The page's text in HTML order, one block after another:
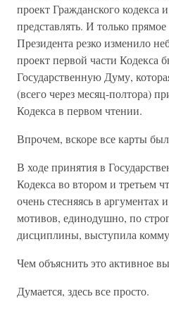
проект Гражданского кодекса
представлять. И только
Президента резко изменило
проект первой части Кодекса
Государственную Думу,
(всего через месяц-полтора)
Кодекса в первом чтении.
Впрочем, вскоре все карты
В ходе принятия в
Кодекса во втором и третьем
очень стесняясь в
моти­вов, единодушно, по
дисцип­лины, выступила
Чем объяснить это активное
Думается, здесь все просто.